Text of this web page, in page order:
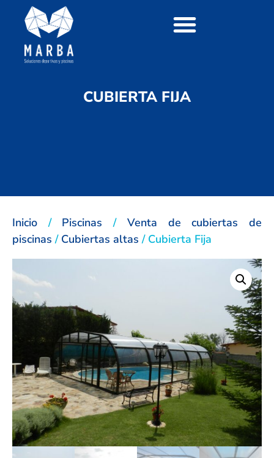
CUBIERTA FIJA
Inicio / Piscinas / Venta de cubiertas de
piscinas / Cubiertas altas / Cubierta Fija